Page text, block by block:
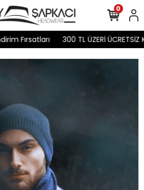
Fırsatları 300 TL ÜZERİ ÜCRETSİZ
0